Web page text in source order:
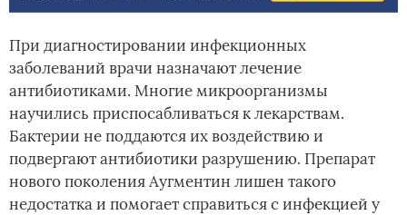
При диагностировании инфекционных
заболеваний врачи назначают лечение
антибиотиками. Многие микроорганизмы
научились приспосабливаться к лекарствам.
Бактерии не поддаются их воздействию и
подвергают антибиотики разрушению. Препарат
нового поколения Аугментин лишен такого
недостатка и помогает справиться с инфекцией у